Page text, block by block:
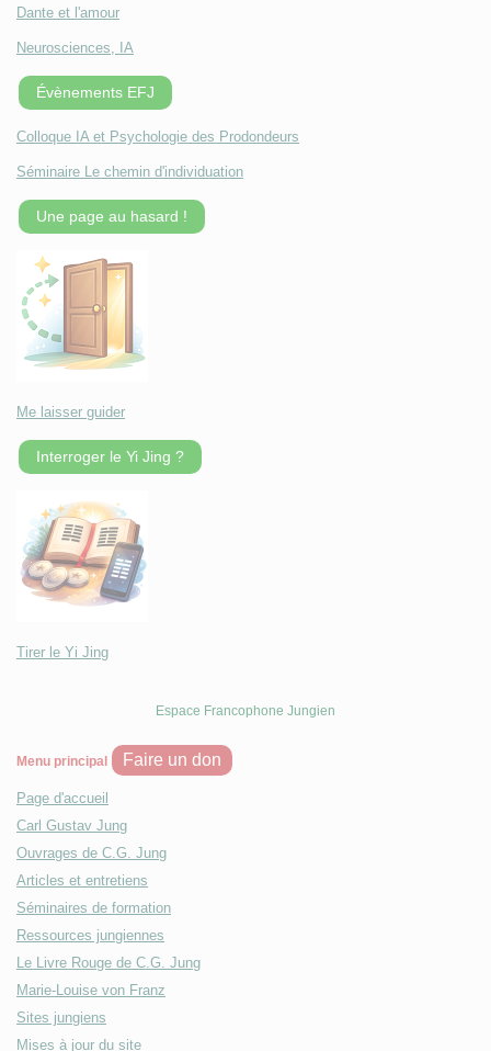
Dante et l'amour
Neurosciences, IA
Évènements EFJ
Colloque IA et Psychologie des Prodondeurs
Séminaire Le chemin d'individuation
Une page au hasard !
Me laisser guider
Interroger le Yi Jing ?
Tirer le Yi Jing
Espace Francophone Jungien
Menu principal Faire un don
Page d'accueil
Carl Gustav Jung
Ouvrages de C.G. Jung
Articles et entretiens
Séminaires de formation
Ressources jungiennes
Le Livre Rouge de C.G. Jung
Marie-Louise von Franz
Sites jungiens
Mises à jour du site